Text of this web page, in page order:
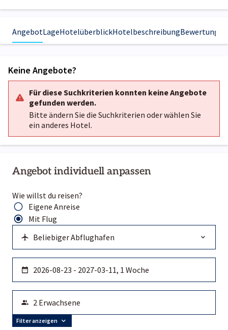
AngebotLageHotelüberblickHotelbeschreibungBewertungen
Angebot individuell anpassen
Wie willst du reisen?
Eigene Anreise
Mit Flug
Filter anzeigen
Keine Angebote?
Für diese Suchkriterien konnten keine Angebote
gefunden werden.
Bitte ändern Sie die Suchkriterien oder wählen Sie
ein anderes Hotel.